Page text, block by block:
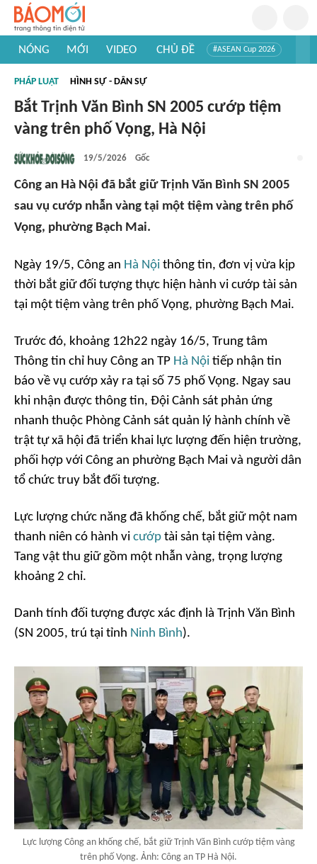
NÓNG MỚI VIDEO CHỦ ĐỀ #ASEAN Cup 2026
#Khám phá thế giới
PHÁP LUẬT HÌNH SỰ - DÂN SỰ
Bắt Trịnh Văn Bình SN 2005 cướp tiệm
vàng trên phố Vọng, Hà Nội
19/5/2026 Gốc
Công an Hà Nội đã bắt giữ Trịnh Văn Bình SN 2005
sau vụ cướp nhẫn vàng tại một tiệm vàng trên phố
Vọng, phường Bạch Mai.
Ngày 19/5, Công an Hà Nội thông tin, đơn vị vừa kịp
thời bắt giữ đối tượng thực hiện hành vi cướp tài sản
tại một tiệm vàng trên phố Vọng, phường Bạch Mai.
Trước đó, khoảng 12h22 ngày 16/5, Trung tâm
Thông tin chỉ huy Công an TP Hà Nội tiếp nhận tin
báo về vụ cướp xảy ra tại số 75 phố Vọng. Ngay sau
khi nhận được thông tin, Đội Cảnh sát phản ứng
nhanh thuộc Phòng Cảnh sát quản lý hành chính về
trật tự xã hội đã triển khai lực lượng đến hiện trường,
phối hợp với Công an phường Bạch Mai và người dân
tổ chức truy bắt đối tượng.
Lực lượng chức năng đã khống chế, bắt giữ một nam
thanh niên có hành vi cướp tài sản tại tiệm vàng.
Tang vật thu giữ gồm một nhẫn vàng, trọng lượng
khoảng 2 chỉ.
Danh tính đối tượng được xác định là Trịnh Văn Bình
(SN 2005, trú tại tỉnh Ninh Bình).
Lực lượng Công an khống chế, bắt giữ Trịnh Văn Bình cướp tiệm vàng
trên phố Vọng. Ảnh: Công an TP Hà Nội.